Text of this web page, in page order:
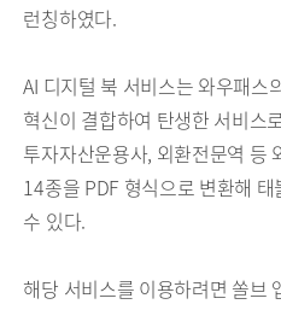
런칭하였다.
AI 디지털 북 서비스는 와우패스
혁신이 결합하여 탄생한 서비스
투자자산운용사, 외환전문역 등
14종을 PDF 형식으로 변환해
수 있다.
해당 서비스를 이용하려면 쏠브